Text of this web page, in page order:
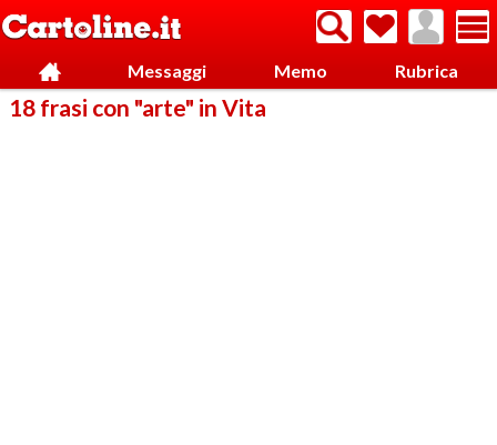
Messaggi Memo Rubrica
18 frasi con "arte" in Vita